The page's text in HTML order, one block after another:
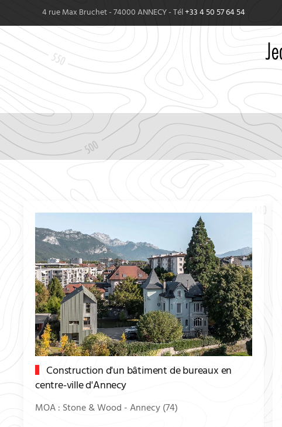
4 rue Max Bruchet - 74000 ANNECY - Tél+33 4 50 57 64 54
Construction d'un bâtiment de bureaux en
centre-ville d'Annecy
MOA : Stone & Wood - Annecy (74)